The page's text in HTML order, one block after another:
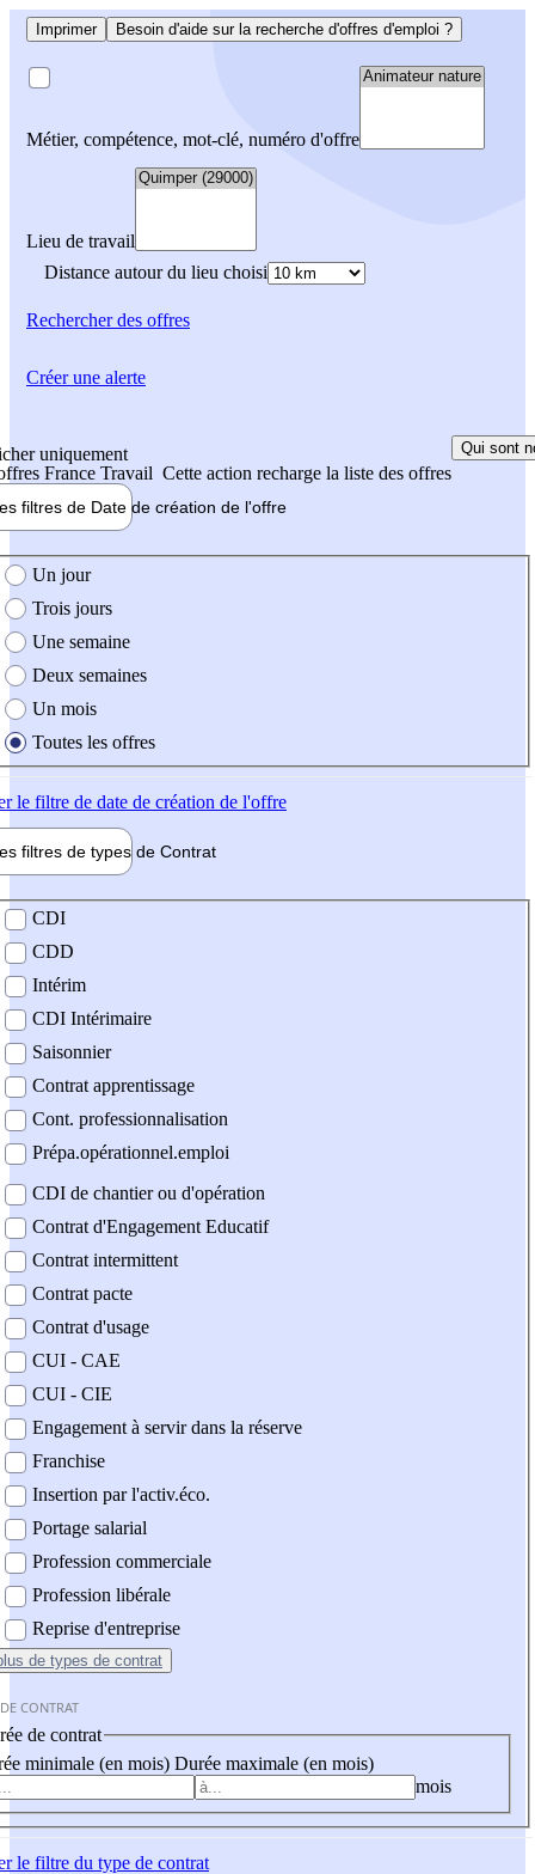
Imprimer Besoin d'aide sur la recherche d'offres d'emploi ?
Métier, compétence, mot-clé, numéro d'offre
Lieu de travail
Distance autour du lieu choisi
Rechercherdes offres
uniquement
France Travail Cette action recharge la liste des offres
Qui sont
filtres de Date de création de l'offre
création de l'offre
Un jour
Trois jours
Une semaine
Deux semaines
Un mois
Toutes les offres
le filtre de date de création de l'offre
filtres de types de Contrat
contrat
CDI
CDD
Intérim
CDI Intérimaire
Saisonnier
Contrat apprentissage
Cont. professionnalisation
Prépa.opérationnel.emploi
CDI de chantier ou d'opération
Contrat d'Engagement Educatif
Contrat intermittent
Contrat pacte
Contrat d'usage
CUI - CAE
CUI - CIE
Engagement à servir dans la réserve
Franchise
Insertion par l'activ.éco.
Portage salarial
Profession commerciale
Profession libérale
Reprise d'entreprise
de types de contrat
CONTRAT
de contrat
minimale (en mois) Durée maximale (en mois)
mois
le filtre du type de contrat
Créer une alerte